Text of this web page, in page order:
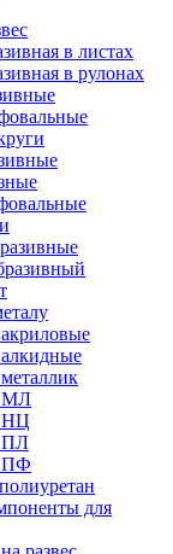
в листах
в рулонах
МЛ
НЦ
ПЛ
ПФ
для